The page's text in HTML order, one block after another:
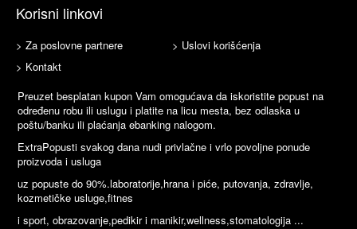
Korisni linkovi
> Za poslovne partnere
> Uslovi korišćenja
> Kontakt
Preuzet besplatan kupon Vam omogućava da iskoristite popust na
određenu robu ili uslugu i platite na licu mesta, bez odlaska u
poštu/banku ili plaćanja ebanking nalogom.
ExtraPopusti svakog dana nudi privlačne i vrlo povoljne ponude
proizvoda i usluga
uz popuste do 90%.laboratorije,hrana i piće, putovanja, zdravlje,
kozmetičke usluge,fitnes
i sport, obrazovanje,pedikir i manikir,wellness,stomatologija ...